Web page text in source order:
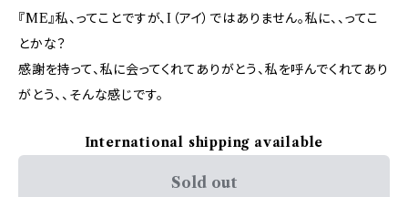
『ME』私、ってことですが、I（アイ）ではありません。私に、、ってこ
とかな？
感謝を持って、私に会ってくれてありがとう、私を呼んでくれてあり
がとう、、そんな感じです。
International shipping available
Sold out